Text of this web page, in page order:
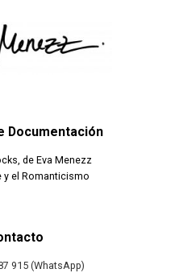
Documentación
de Eva Menezz
y el Romanticismo
915 (WhatsApp)